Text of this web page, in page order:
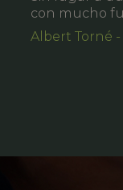
con mucho
Albert Torné